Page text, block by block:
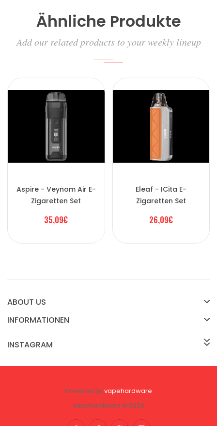
Ähnliche Produkte
Add our related products to your weekly lineup
Aspire - Veynom Air E-
Zigaretten Set
35,09€
Eleaf - ICita E-
Zigaretten Set
26,09€
ABOUT US
INFORMATIONEN
INSTAGRAM
Powered Byvapehardware
vapehardware © 2026